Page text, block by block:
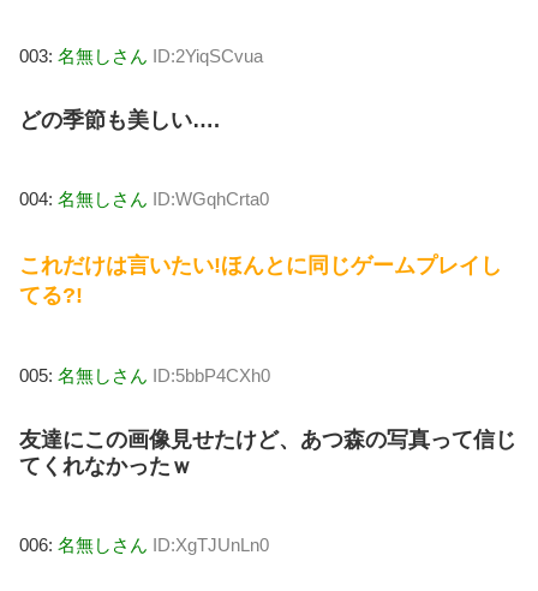
003: 名無しさん ID:2YiqSCvua
どの季節も美しい….
004: 名無しさん ID:WGqhCrta0
これだけは言いたい!ほんとに同じゲームプレイし
てる?!
005: 名無しさん ID:5bbP4CXh0
友達にこの画像見せたけど、あつ森の写真って信じ
てくれなかったｗ
006: 名無しさん ID:XgTJUnLn0